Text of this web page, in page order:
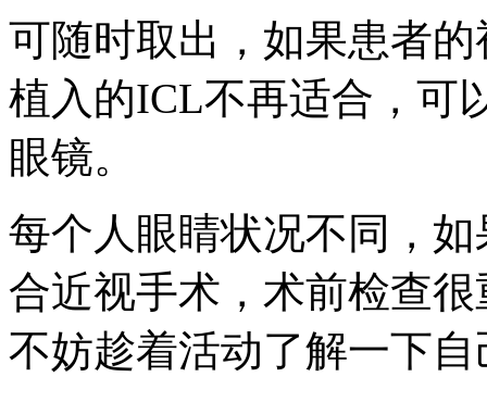
可随时取出，如果患者
植入的ICL不再适合，可
眼镜。
每个人眼睛状况不同，
合近视手术，术前检查
不妨趁着活动了解一下